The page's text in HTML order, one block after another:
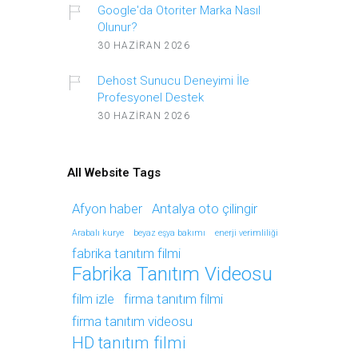
Google'da Otoriter Marka Nasıl
Olunur?
30 HAZIRAN 2026
Dehost Sunucu Deneyimi İle
Profesyonel Destek
30 HAZIRAN 2026
All Website Tags
Afyon haber Antalya oto çilingir
Arabalı kurye beyaz eşya bakımı enerji verimliliği
fabrika tanıtım filmi
Fabrika Tanıtım Videosu
film izle
firma tanıtım filmi
firma tanıtım videosu
HD tanıtım filmi